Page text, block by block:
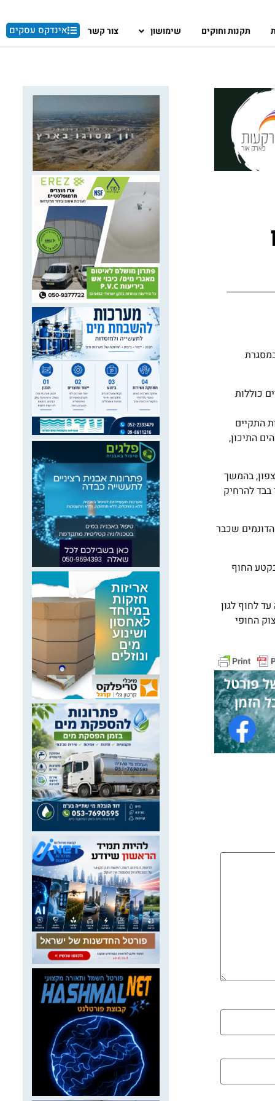
תקנות וחוקים שימושון צור קשר אינדקס עסקים
כוללות
התקיים
התיכון,
איילנד מצפון, בהמשך
הציבור ובד בבד להרחיק
יספקו הגנה ימית משמעותית ובסיום הפרויקט יזכה הציבור לתוספת שטחי חוף בהיקף של למעלה מ-30 דונמים בנוסף ל-30 הדונמים שכבר
החוף
גלים מחוף סירונית דרומה עד לחוף לגון
ההגנה על המצוק החופי